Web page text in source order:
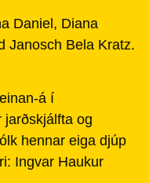
Daniel, Diana
Janosch Bela Kratz.
á í
jarðskjálfta og
hennar eiga djúp
Ingvar Haukur